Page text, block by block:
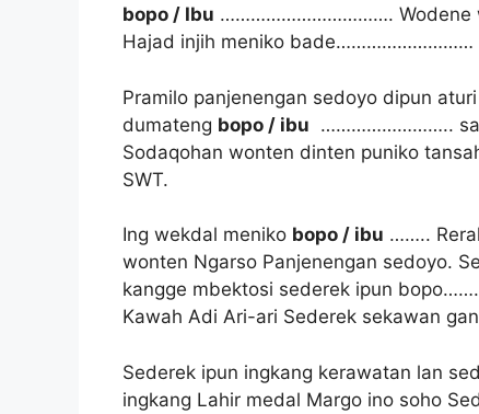
bopo / Ibu ……………………………. Wodene
Hajad injih meniko bade………………………
Pramilo panjenengan sedoyo dipun
dumateng bopo / ibu …………………….. sak
Sodaqohan wonten dinten puniko
SWT.
Ing wekdal meniko bopo / ibu ……..
wonten Ngarso Panjenengan sedoyo.
kangge mbektosi sederek ipun
Kawah Adi Ari-ari Sederek sekawan
Sederek ipun ingkang kerawatan lan
ingkang Lahir medal Margo ino soho